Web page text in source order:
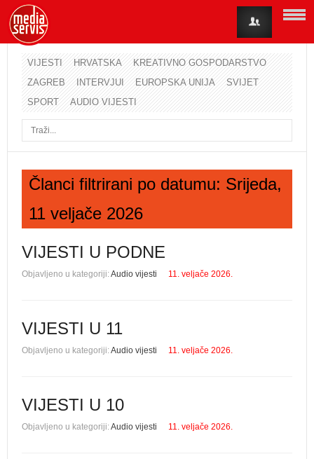
VIJESTI HRVATSKA
KREATIVNO GOSPODARSTVO
ZAGREB
INTERVJUI EUROPSKA UNIJA
SVIJET
SPORT
AUDIO VIJESTI
Članci filtrirani po datumu: Srijeda,
11 veljače 2026
VIJESTI U PODNE
Objavljeno u kategoriji:Audio vijesti 11. veljače 2026.
VIJESTI U 11
Objavljeno u kategoriji:Audio vijesti 11. veljače 2026.
VIJESTI U 10
Objavljeno u kategoriji:Audio vijesti 11. veljače 2026.
Korisničko ime
Lozinka
Zaboravili ste lozinku?